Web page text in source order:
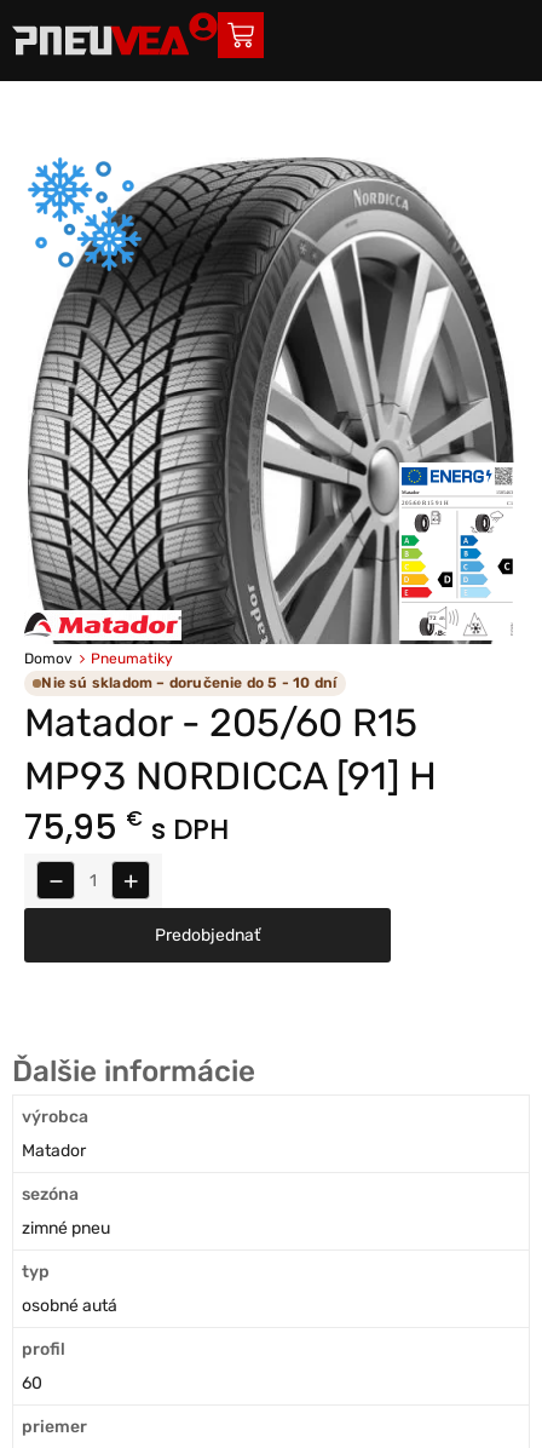
Domov
Pneumatiky
Nie sú skladom – doručenie do 5 - 10 dní
Matador - 205/60 R15
MP93 NORDICCA [91] H
75,95 € s DPH
− +
Predobjednať
Ďalšie informácie
výrobca
Matador
sezóna
zimné pneu
typ
osobné autá
profil
60
priemer